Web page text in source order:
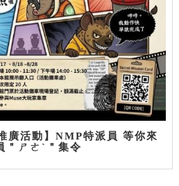
廣活動】NMP特派員 等你來
＂ㄕㄜˋ＂集令